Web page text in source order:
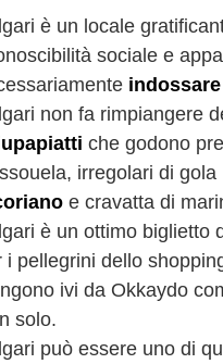
è un locale
sociale e
non fa rimpiangere
che godono
irregolari di
e cravatta di
è un ottimo biglietto
i pellegrini dello
ivi da Okkaydo
solo.
può essere uno di